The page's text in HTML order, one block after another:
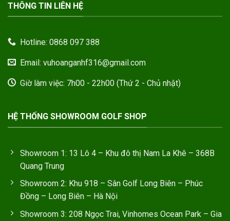
THÔNG TIN LIÊN HỆ
Hotline: 0868 097 388
Email: vuhoanganhf316@gmail.com
Giờ làm việc: 7h00 - 22h00 (Thứ 2 - Chủ nhật)
HỆ THỐNG SHOWROOM GOLF SHOP
Showroom 1: 13 Lô 4 – Khu đô thị Nam La Khê – 368B
Quang Trung
Showroom 2: Khu 918 – Sân Golf Long Biên – Phúc
Đồng – Long Biên – Hà Nội
Showroom 3: 208 Ngọc Trai, Vinhomes Ocean Park – Gia